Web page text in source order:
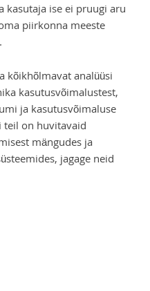
kasutaja ise ei pruugi aru
piirkonna meeste
kõikhõlmavat analüüsi
kasutusvõimalustest,
ja kasutusvõimaluse
teil on huvitavaid
mängudes ja
jagage neid